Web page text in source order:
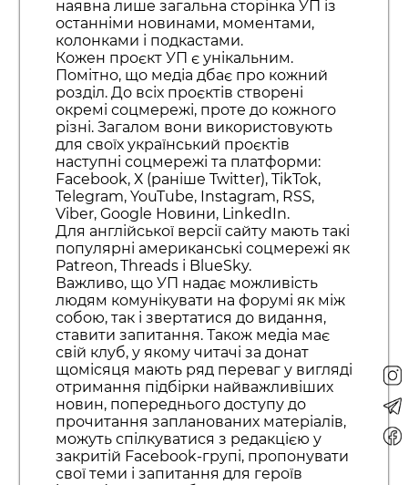
наявна лише загальна сторінка УП із
останніми новинами, моментами,
колонками і подкастами.
Кожен проєкт УП є унікальним.
Помітно, що медіа дбає про кожний
розділ. До всіх проєктів створені
окремі соцмережі, проте до кожного
різні. Загалом вони використовують
для своїх український проєктів
наступні соцмережі та платформи:
Facebook, Х (раніше Twitter), TikTok,
Telegram, YouTube, Instagram, RSS,
Viber, Google Новини, LinkedIn.
Для англійської версії сайту мають такі
популярні американські соцмережі як
Patreon, Threads і BlueSky.
Важливо, що УП надає можливість
людям комунікувати на форумі як між
собою, так і звертатися до видання,
ставити запитання. Також медіа має
свій клуб, у якому читачі за донат
щомісяця мають ряд переваг у вигляді
отримання підбірки найважливіших
новин, попереднього доступу до
прочитання запланованих матеріалів,
можуть спілкуватися з редакцією у
закритій Facebook-групі, пропонувати
свої теми і запитання для героїв